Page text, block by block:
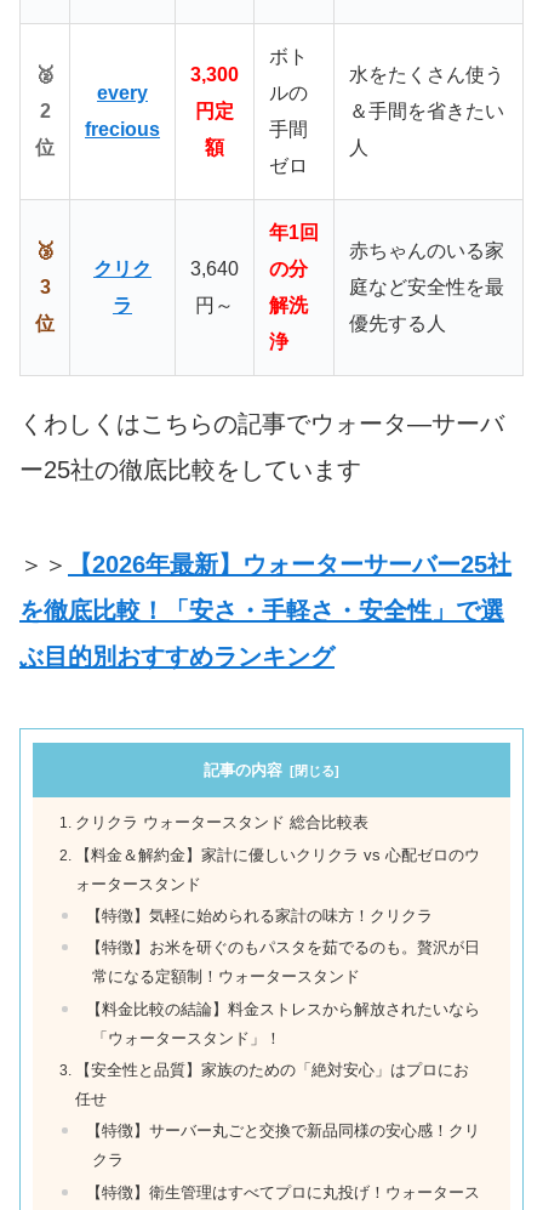
🥈
2
位
every
frecious
3,300
円定
額
ボト
ルの
手間
ゼロ
水をたくさん使う
＆手間を省きたい
人
🥉
3
位
クリク
ラ
3,640
円～
年1回
の分
解洗
浄
赤ちゃんのいる家
庭など安全性を最
優先する人
くわしくはこちらの記事でウォータ―サーバ
ー25社の徹底比較をしています
＞＞
【2026年最新】ウォーターサーバー25社
を徹底比較！「安さ・手軽さ・安全性」で選
ぶ目的別おすすめランキング
記事の内容
クリクラ ウォータースタンド 総合比較表
【料金＆解約金】家計に優しいクリクラ vs 心配ゼロのウ
ォータースタンド
【特徴】気軽に始められる家計の味方！クリクラ
【特徴】お米を研ぐのもパスタを茹でるのも。贅沢が日
常になる定額制！ウォータースタンド
【料金比較の結論】料金ストレスから解放されたいなら
「ウォータースタンド」！
【安全性と品質】家族のための「絶対安心」はプロにお
任せ
【特徴】サーバー丸ごと交換で新品同様の安心感！クリ
クラ
【特徴】衛生管理はすべてプロに丸投げ！ウォータース